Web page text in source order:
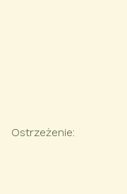
Ostrzeżenie: